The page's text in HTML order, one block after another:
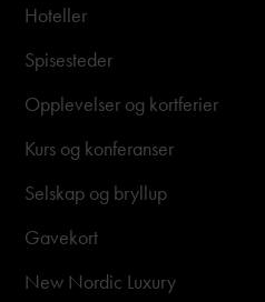
Hoteller
Spisesteder
Opplevelser og kortferier
Kurs og konferanser
Selskap og bryllup
Gavekort
New Nordic Luxury